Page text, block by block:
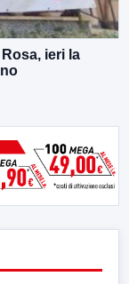
ieri la